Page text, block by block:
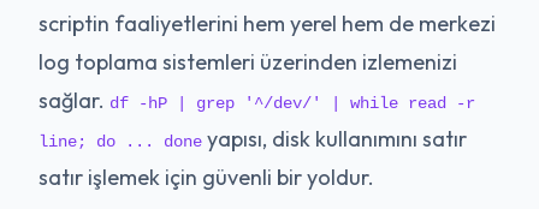
scriptin faaliyetlerini hem yerel hem de merkezi
log toplama sistemleri üzerinden izlemenizi
sağlar. df -hP | grep '^/dev/' | while read -r
line; do ... done yapısı, disk kullanımını satır
satır işlemek için güvenli bir yoldur.